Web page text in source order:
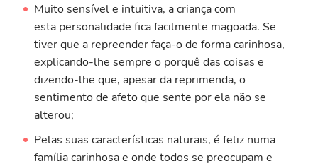
Muito sensível e intuitiva, a criança com
esta personalidade fica facilmente magoada. Se
tiver que a repreender faça-o de forma carinhosa,
explicando-lhe sempre o porquê das coisas e
dizendo-lhe que, apesar da reprimenda, o
sentimento de afeto que sente por ela não se
alterou;
Pelas suas características naturais, é feliz numa
família carinhosa e onde todos se preocupam e